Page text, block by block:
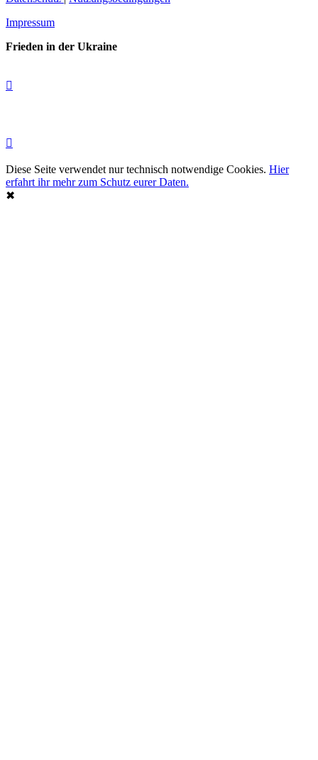
Impressum
Frieden in der Ukraine
Diese Seite verwendet nur technisch notwendige Cookies. Hier
erfahrt ihr mehr zum Schutz eurer Daten.
✖